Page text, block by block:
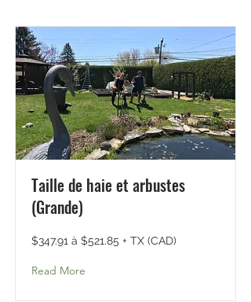
Taille de haie et arbustes
(Grande)
$347.91 à $521.85 + TX (CAD)
Read More